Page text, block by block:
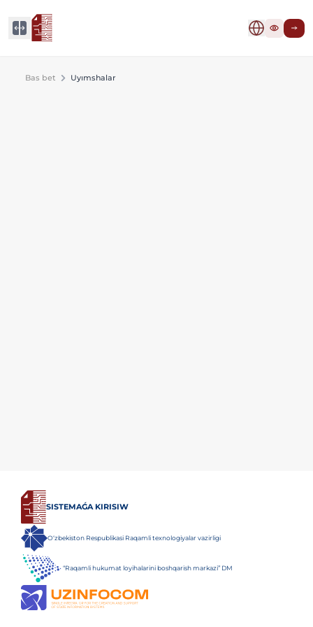
Bas bet Uyımshalar
SISTEMAǴA KIRISIW
O‘zbekiston Respublikasi Raqamli texnologiyalar vazirligi
“Raqamli hukumat loyihalarini boshqarish markazi” DM